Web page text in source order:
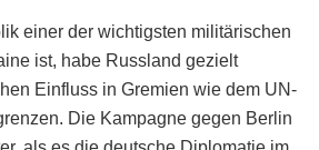
einer der wichtigsten militärischen
ist, habe Russland gezielt
Einfluss in Gremien wie dem UN-
Die Kampagne gegen Berlin